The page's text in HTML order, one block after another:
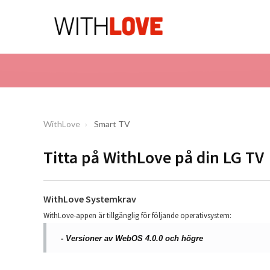
WithLove Smart TV
Titta på WithLove på din LG TV
WithLove Systemkrav
WithLove-appen är tillgänglig för följande operativsystem:
- Versioner av WebOS 4.0.0 och högre